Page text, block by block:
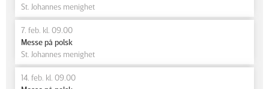
St. Johannes menighet
7. feb. kl. 09.00
Messe på polsk
St. Johannes menighet
14. feb. kl. 09.00